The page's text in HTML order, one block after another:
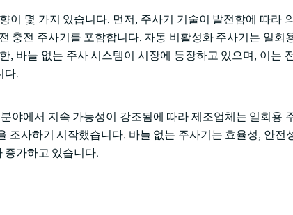
이 몇 가지 있습니다. 먼저, 주사기 기술이 발전함에 따라
충전 주사기를 포함합니다. 자동 비활성화 주사기는 일회
, 바늘 없는 주사 시스템이 시장에 등장하고 있으며, 이는
다.
야에서 지속 가능성이 강조됨에 따라 제조업체는 일회용
조사하기 시작했습니다. 바늘 없는 주사기는 효율성, 안전
증가하고 있습니다.